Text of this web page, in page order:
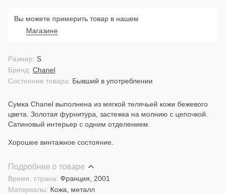
Вы можете примерить товар в нашем
Магазине
Состояние товара: Бывший в употреблении
Бренд: Chanel
Размер: S
Сумка Chanel выполнена из мягкой телячьей кожи бежевого
цвета. Золотая фурнитура, застежка на молнию с цепочкой.
Сатиновый интерьер с одним отделением.
Хорошее винтажное состояние.
Подробнее о товаре
Материалы: Кожа, металл
Время, страна: Франция, 2001